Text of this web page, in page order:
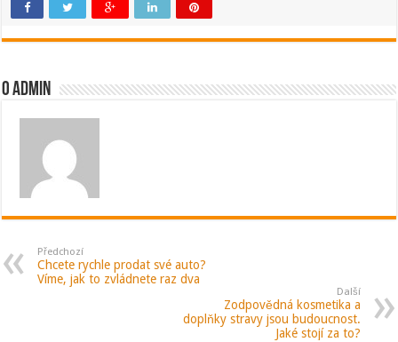
O admin
Předchozí
Chcete rychle prodat své auto?
Víme, jak to zvládnete raz dva
Další
Zodpovědná kosmetika a
doplňky stravy jsou budoucnost.
Jaké stojí za to?